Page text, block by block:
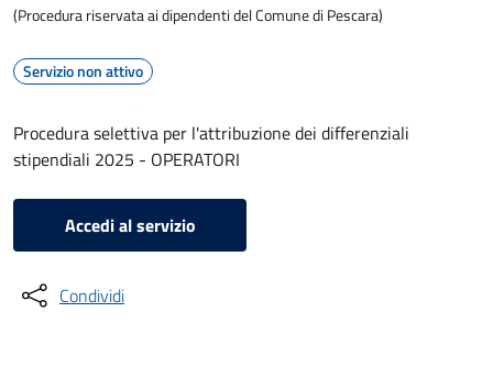
(Procedura riservata ai dipendenti del Comune di Pescara)
Servizio non attivo
Procedura selettiva per l'attribuzione dei differenziali
stipendiali 2025 - OPERATORI
Accedi al servizio
Condividi